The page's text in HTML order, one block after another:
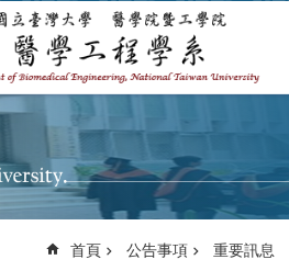
首頁 公告事項 重要訊息